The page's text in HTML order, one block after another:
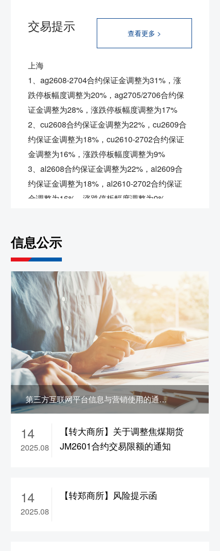
交易提示 查看更多 >
上海
1、ag2608-2704合约保证金调整为31%，涨
跌停板幅度调整为20%，ag2705/2706合约保
证金调整为28%，涨跌停板幅度调整为17%
2、cu2608合约保证金调整为22%，cu2609合
约保证金调整为18%，cu2610-2702合约保证
金调整为16%，涨跌停板幅度调整为9%
3、al2608合约保证金调整为22%，al2609合
约保证金调整为18%，al2610-2702合约保证
金调整为16%，涨跌停板幅度调整为9%
金调整为17%，涨跌停板幅度调整为10%
5、sn2608合约保证金调整为22%，
约保证金调整为21%， sn2610-2703合约保证
金调整为19%，涨跌停板幅度调整为12%
6、zn2608合约保证金调整为22%，
zn2609合
约保证金调整为18%， zn2610-2702合约保证
金调整为16%，涨跌停板幅度调整为9%
7、pb2608合约保证金调整为22%，pb2609
合约保证金调整为18%，pb2610-2702合约保
证金调整为16%，涨跌停板幅度调整为9%
8、ao2608合约保证金调整为22%，
ao2609
合约保证金调整为18%，ao2610-2702合约保
9、ad2608合约保证金调整为22%，ad2609
合约保证金调整为17%，ad2610-2702合约保
8%
11、rb/hc/ss/ru/sp/op
信息公示
第三方互联网平台信息与营销使用的通信码号公示
14
2025.08
【转大商所】关于调整焦煤期货
JM2601合约交易限额的通知
14
2025.08
【转郑商所】风险提示函